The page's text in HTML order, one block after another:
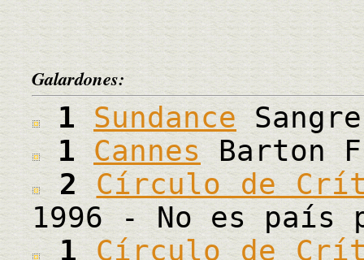
Galardones:
1Sundance
1Cannes Barton
2Círculo de
1996 - No es país
1Círculo de